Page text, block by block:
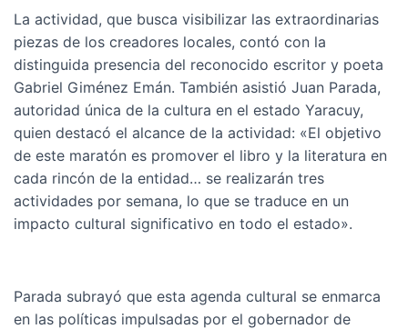
La actividad, que busca visibilizar las extraordinarias
piezas de los creadores locales, contó con la
distinguida presencia del reconocido escritor y poeta
Gabriel Giménez Emán. También asistió Juan Parada,
autoridad única de la cultura en el estado Yaracuy,
quien destacó el alcance de la actividad: «El objetivo
de este maratón es promover el libro y la literatura en
cada rincón de la entidad… se realizarán tres
actividades por semana, lo que se traduce en un
impacto cultural significativo en todo el estado».
Parada subrayó que esta agenda cultural se enmarca
en las políticas impulsadas por el gobernador de